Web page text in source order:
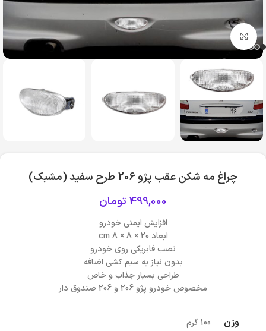
بزرگنمایی تصویر
چراغ مه شکن عقب پژو 206 طرح سفید (مشبک)
499,000 تومان
افزایش ایمنی خودرو
ابعاد 20 × 8 × 8 cm
نصب فابریکی روی خودرو
بدون نیاز به سیم کشی اضافه
طراحی بسیار جذاب و خاص
مخصوص خودرو پژو 206 و 206 صندوق دار
وزن 100 گرم